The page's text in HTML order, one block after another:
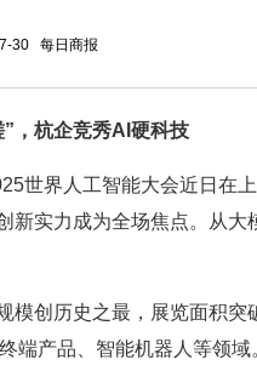
30 每日商报
”，杭企竞秀AI硬科技
世界人工智能大会近日在
新实力成为全场焦点。从大
模创历史之最，展览面积
端产品、智能机器人等领